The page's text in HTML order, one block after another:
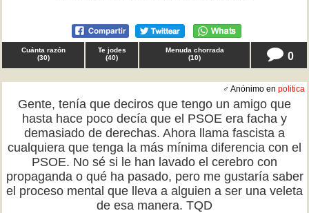
Cuánta razón
(30)
Te jodes
(40)
Menuda chorrada
(10) 0
♂ Anónimo en politica
Gente, tenía que deciros que tengo un amigo que
hasta hace poco decía que el PSOE era facha y
demasiado de derechas. Ahora llama fascista a
cualquiera que tenga la más mínima diferencia con el
PSOE. No sé si le han lavado el cerebro con
propaganda o qué ha pasado, pero me gustaría saber
el proceso mental que lleva a alguien a ser una veleta
de esa manera. TQD